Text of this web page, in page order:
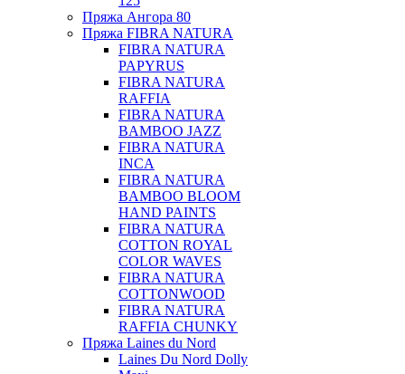
Пряжа Ангора 80
Пряжа FIBRA NATURA
FIBRA NATURA
PAPYRUS
FIBRA NATURA
RAFFIA
FIBRA NATURA
BAMBOO JAZZ
FIBRA NATURA
INCA
FIBRA NATURA
BAMBOO BLOOM
HAND PAINTS
FIBRA NATURA
COTTON ROYAL
COLOR WAVES
FIBRA NATURA
COTTONWOOD
FIBRA NATURA
RAFFIA CHUNKY
Пряжа Laines du Nord
Laines Du Nord Dolly